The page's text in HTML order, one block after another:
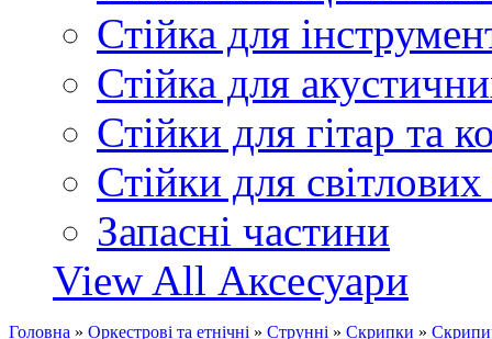
Стійка для
Стійка для
Стійки для гітар та
Стійки для
Запасні частини
View All Аксесуари
Головна » Оркестрові та етнічні » Струнні » Скрипки »